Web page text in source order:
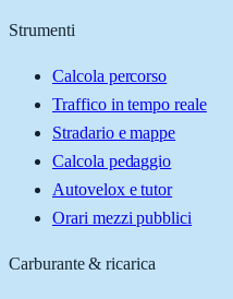
Strumenti
Calcola percorso
Traffico in tempo reale
Stradario e mappe
Calcola pedaggio
Autovelox e tutor
Orari mezzi pubblici
Carburante & ricarica